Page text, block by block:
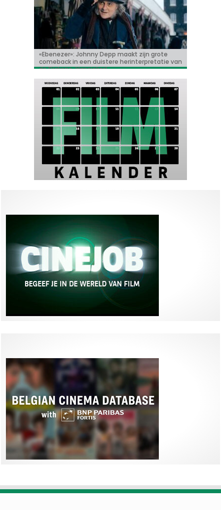
«Ebenezer»: Johnny Depp maakt zijn grote
comeback in een duistere herinterpretatie van
de Dickens-klassieker!
Bioscoopjournaal: ‘Frontera’
Vacature: Productie-assistent (m/v/x)
‘Some like it hot in Belgium’ met Tijmen
Govaerts
«Coyote vs. Acme»: de behekste
Hollywoodfilm komt nu toch in de zalen!